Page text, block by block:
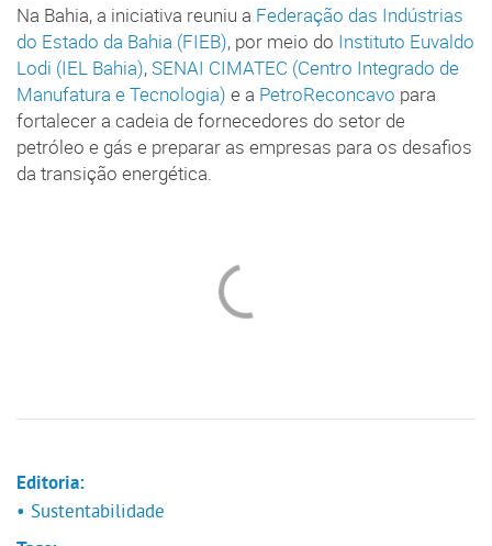
Na Bahia, a iniciativa reuniu a Federação das Indústrias
do Estado da Bahia (FIEB), por meio do Instituto Euvaldo
Lodi (IEL Bahia),SENAI CIMATEC (Centro Integrado de
Manufatura e Tecnologia) e a PetroReconcavo para
fortalecer a cadeia de fornecedores do setor de
petróleo e gás e preparar as empresas para os desafios
da transição energética.
Editoria:
• Sustentabilidade